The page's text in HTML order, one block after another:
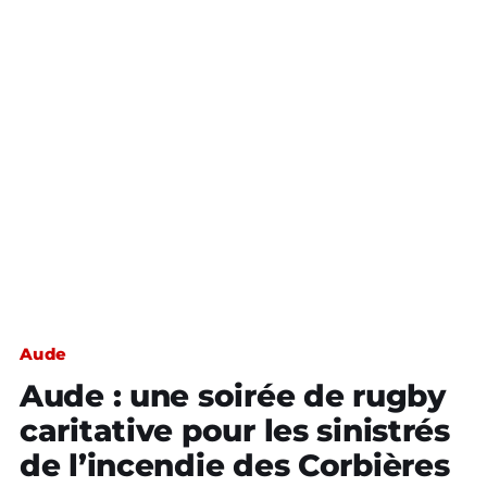
Aude
Aude : une soirée de rugby
caritative pour les sinistrés
de l’incendie des Corbières